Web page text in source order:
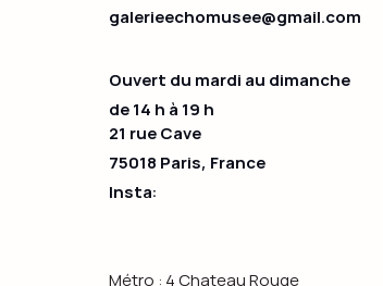
21 rue Cave
75018 Paris, France
Insta:
Métro : 4 Chateau Rouge
galerieechomusee@gmail.com
Ouvert du mardi au dimanche
de 14 h à 19 h​